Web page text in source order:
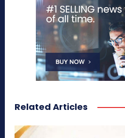
Related Articles